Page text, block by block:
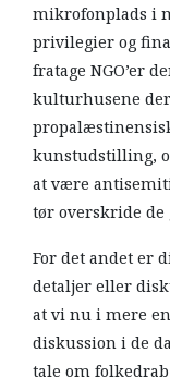
mikrofonplads i
privilegier og
fratage NGO’er
kulturhusene
kunstudstilling,
at være
tør overskride
For det andet er
detaljer eller
at vi nu i mere
diskussion i de
tale om